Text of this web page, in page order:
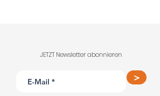
>
JETZT Newsletter abonnieren